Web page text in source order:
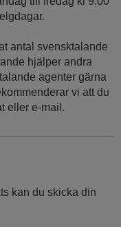
antal svensktalande
hjälper andra
agenter gärna
vi att du
eller e-mail.
kan du skicka din